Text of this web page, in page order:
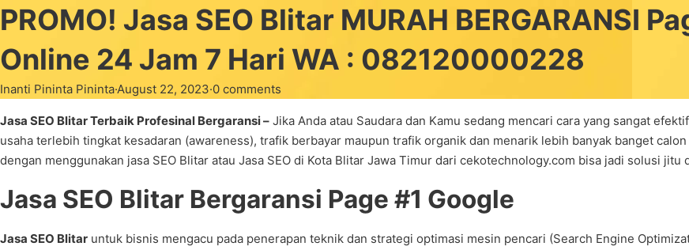
PROMO! Jasa SEO Blitar MURAH BERGARANSI
Online 24 Jam 7 Hari WA : 082120000228
Inanti Pininta Pininta·August 22, 2023·0 comments
Jasa SEO Blitar Terbaik Profesinal Bergaransi – Jika Anda atau Saudara dan Kamu sedang mencari cara yang sangat
usaha terlebih tingkat kesadaran (awareness), trafik berbayar maupun trafik organik dan menarik lebih banyak banget
dengan menggunakan jasa SEO Blitar atau Jasa SEO di Kota Blitar Jawa Timur dari cekotechnology.com bisa jadi solusi
Jasa SEO Blitar Bergaransi Page #1 Google
Jasa SEO Blitar untuk bisnis mengacu pada penerapan teknik dan strategi optimasi mesin pencari (Search Engine